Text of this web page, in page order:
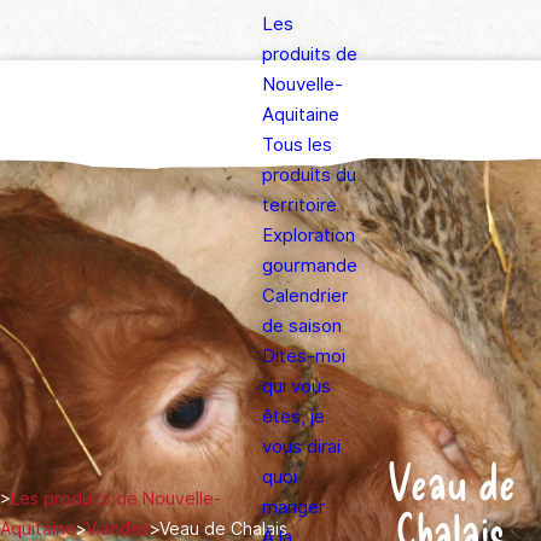
Les
produits de
Nouvelle-
Aquitaine
Tous les
produits du
territoire
Exploration
gourmande
Calendrier
de saison
Dites-moi
qui vous
êtes, je
vous dirai
quoi
manger
>Les produits de Nouvelle-
Aquitaine>Viandes>Veau de Chalais
Veau de
Chalais